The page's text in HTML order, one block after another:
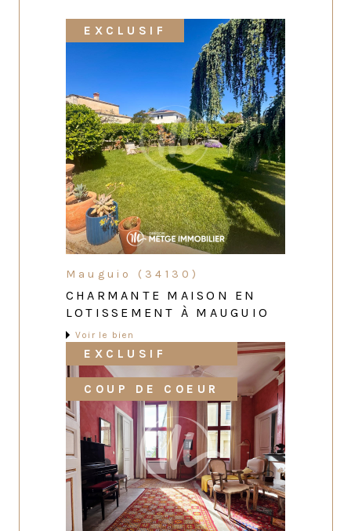
EXCLUSIF
Mauguio (34130)
CHARMANTE MAISON EN
LOTISSEMENT À MAUGUIO
Voir le bien
EXCLUSIF
COUP DE COEUR